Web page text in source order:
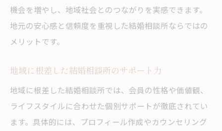
機会を増やし、地域社会とのつながりを実感できます。
地元の安心感と信頼度を重視した結婚相談所ならではの
メリットです。
地域に根差した結婚相談所のサポート力
地域に根差した結婚相談所では、会員の性格や価値観、
ライフスタイルに合わせた個別サポートが徹底されてい
ます。具体的には、プロフィール作成やカウンセリング